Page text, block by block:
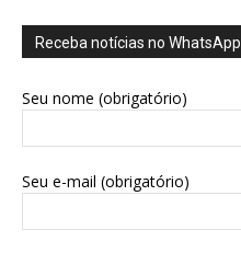
Receba notícias no WhatsApp
Seu nome (obrigatório)
Seu e-mail (obrigatório)